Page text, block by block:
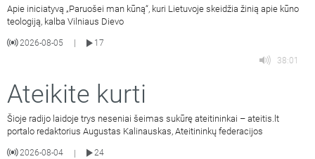
Apie iniciatyvą „Paruošei man kūną“, kuri Lietuvoje skeidžia žinią apie kūno
teologiją, kalba Vilniaus Dievo
2026-08-05
17
38:01
Ateikite kurti
Šioje radijo laidoje trys neseniai šeimas sukūrę ateitininkai – ateitis.lt
portalo redaktorius Augustas Kalinauskas, Ateitininkų federacijos
2026-08-04 |
24